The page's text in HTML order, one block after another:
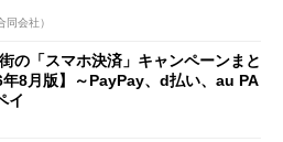
同会社）
の「スマホ決済」キャンペーンまと
8月版】～PayPay、d払い、au PA
イ